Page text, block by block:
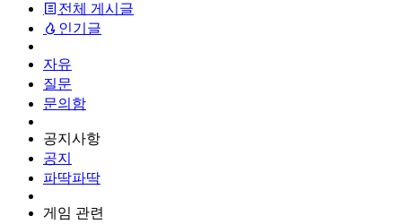
전체 게시글
인기글
자유
질문
문의함
공지사항
공지
파딱파딱
게임 관련